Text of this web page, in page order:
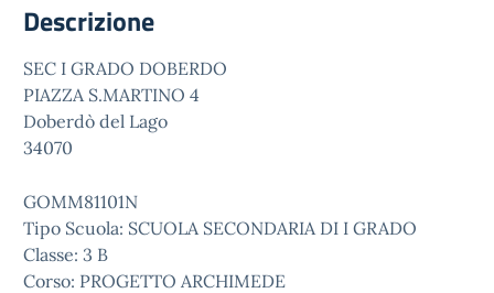
Descrizione
SEC I GRADO DOBERDO
PIAZZA S.MARTINO 4
Doberdò del Lago
34070
GOMM81101N
Tipo Scuola: SCUOLA SECONDARIA DI I GRADO
Classe: 3 B
Corso: PROGETTO ARCHIMEDE